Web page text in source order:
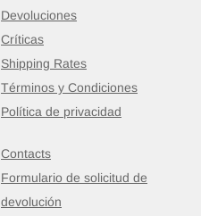
Devoluciones
Críticas
Shipping Rates
Términos y Condiciones
Política de privacidad
Contacts
Formulario de solicitud de
devolución